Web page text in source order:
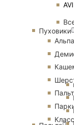
AVI
Пуховики